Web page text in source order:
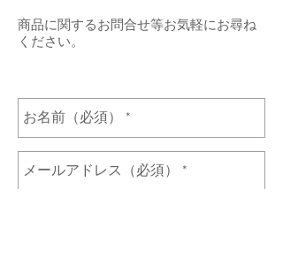
​商品に関するお問合せ等お気軽にお尋ね
ください。